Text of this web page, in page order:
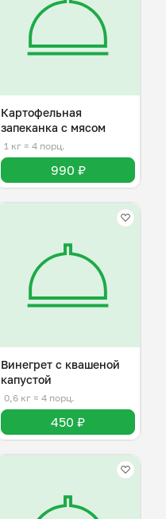
Картофельная
запеканка с мясом
1 кг ≈ 4 порц.
990 ₽
Винегрет с квашеной
капустой
0,6 кг ≈ 4 порц.
450 ₽